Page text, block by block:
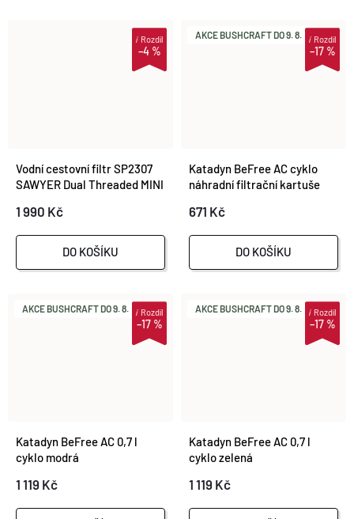
–4 %
iRozdíl
Vodní cestovní filtr SP2307
SAWYER Dual Threaded MINI
1 990 Kč
DO KOŠÍKU
AKCE BUSHCRAFT DO 9. 8.
–17 %
iRozdíl
Katadyn BeFree AC cyklo
náhradní filtrační kartuše
671 Kč
DO KOŠÍKU
AKCE BUSHCRAFT DO 9. 8.
–17 %
iRozdíl
Katadyn BeFree AC 0,7 l
cyklo modrá
1 119 Kč
AKCE BUSHCRAFT DO 9. 8.
–17 %
iRozdíl
Katadyn BeFree AC 0,7 l
cyklo zelená
1 119 Kč